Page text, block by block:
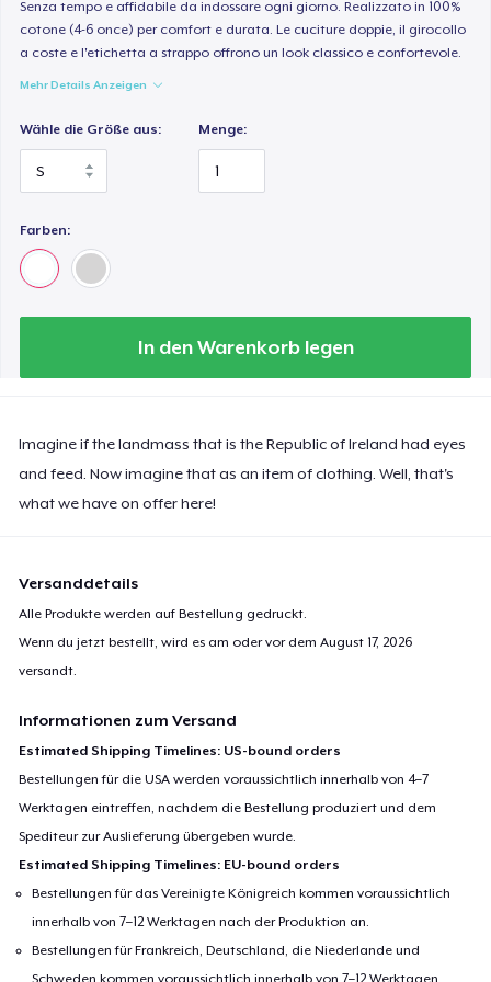
Senza tempo e affidabile da indossare ogni giorno. Realizzato in 100%
cotone (4-6 once) per comfort e durata. Le cuciture doppie, il girocollo
a coste e l'etichetta a strappo offrono un look classico e confortevole.
Mehr Details Anzeigen
Wähle die Größe aus: Menge:
Farben:
In den Warenkorb legen
Imagine if the landmass that is the Republic of Ireland had eyes
and feed. Now imagine that as an item of clothing. Well, that's
what we have on offer here!
Versanddetails
Alle Produkte werden auf Bestellung gedruckt.
Wenn du jetzt bestellt, wird es am oder vor demAugust 17, 2026
versandt.
Informationen zum Versand
Estimated Shipping Timelines: US-bound orders
Bestellungen für die USA werden voraussichtlich innerhalb von 4–7
Werktagen eintreffen, nachdem die Bestellung produziert und dem
Spediteur zur Auslieferung übergeben wurde.
Estimated Shipping Timelines: EU-bound orders
Bestellungen für das Vereinigte Königreich kommen voraussichtlich
innerhalb von 7–12 Werktagen nach der Produktion an.
Bestellungen für Frankreich, Deutschland, die Niederlande und
Schweden kommen voraussichtlich innerhalb von 7–12 Werktagen